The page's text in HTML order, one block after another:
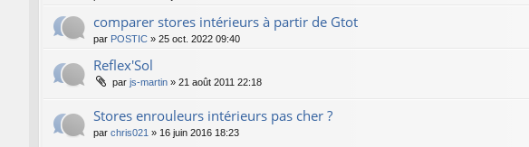
comparer stores intérieurs à partir de Gtot
par POSTIC » 25 oct. 2022 09:40
Reflex'Sol
par js-martin » 21 août 2011 22:18
Stores enrouleurs intérieurs pas cher ?
par chris021 » 16 juin 2016 18:23